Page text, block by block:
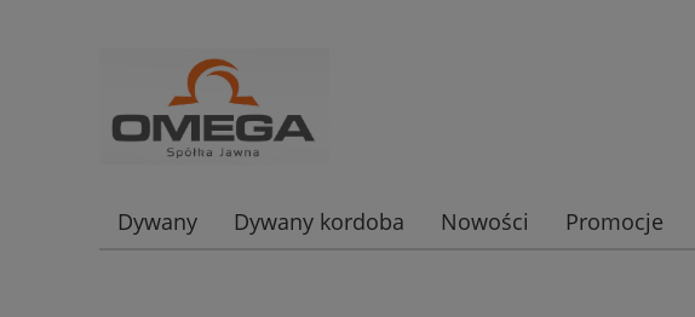
Dywany Dywany kordoba Nowości Promocje